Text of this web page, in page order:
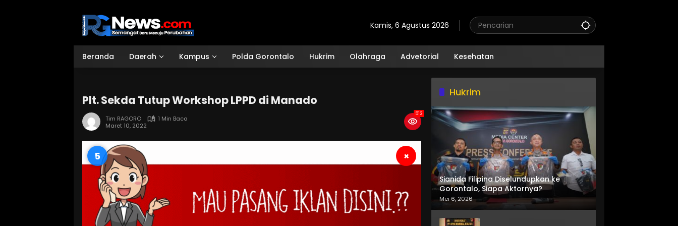
Kamis, 6 Agustus 2026
Beranda Daerah Kampus Polda Gorontalo Hukrim Olahraga Advetorial Kesehatan
Plt. Sekda Tutup Workshop LPPD di Manado
Tim RAGORO
1 Min Baca
Maret 10, 2022
513
4 ×
Hukrim
Sianida Filipina Diselundupkan ke
Gorontalo, Siapa Aktornya?
Mei 6, 2026